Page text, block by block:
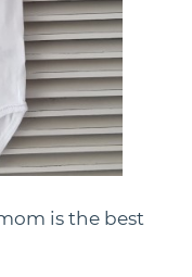
is the best